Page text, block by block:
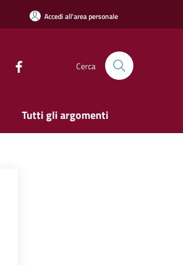
Accedi all'area personale
Cerca
Tutti gli argomenti